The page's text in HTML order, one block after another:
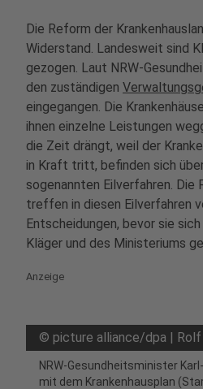
Die Reform der
Widerstand. Landesweit sind
gezogen. Laut NRW-
den zuständigen
eingegangen. Die
ihnen einzelne Leistungen
die Zeit drängt, weil der
in Kraft tritt, befinden sich
sogenannten Eilverfahren. Die
treffen in diesen Eilverfahren
Entscheidungen, bevor sie
Kläger und des Ministeriums
Anzeige
© picture alliance/dpa | Rolf
NRW-Gesundheitsminister
mit dem Krankenhausplan